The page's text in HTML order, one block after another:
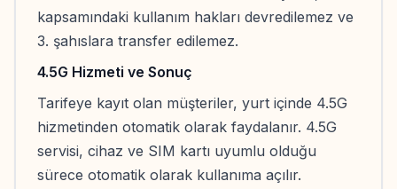
kapsamındaki kullanım hakları devredilemez ve
3. şahıslara transfer edilemez.
4.5G Hizmeti ve Sonuç
Tarifeye kayıt olan müşteriler, yurt içinde 4.5G
hizmetinden otomatik olarak faydalanır. 4.5G
servisi, cihaz ve SIM kartı uyumlu olduğu
sürece otomatik olarak kullanıma açılır.